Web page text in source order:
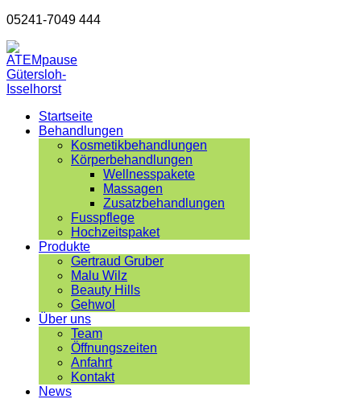
05241-7049 444
Startseite
Behandlungen
Kosmetikbehandlungen
Körperbehandlungen
Wellnesspakete
Massagen
Zusatzbehandlungen
Fusspflege
Hochzeitspaket
Produkte
Gertraud Gruber
Malu Wilz
Beauty Hills
Gehwol
Über uns
Team
Öffnungszeiten
Anfahrt
Kontakt
News